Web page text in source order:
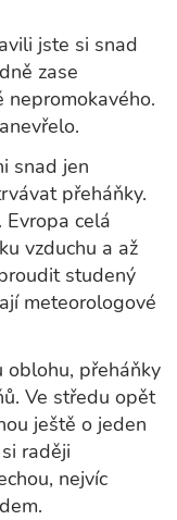
jste si snad
zase
snad jen
přeháňky.
celá
vzduchu a až
studený
meteorologové
oblohu, přeháňky
Ve středu opět
ještě o jeden
raději
nejvíc